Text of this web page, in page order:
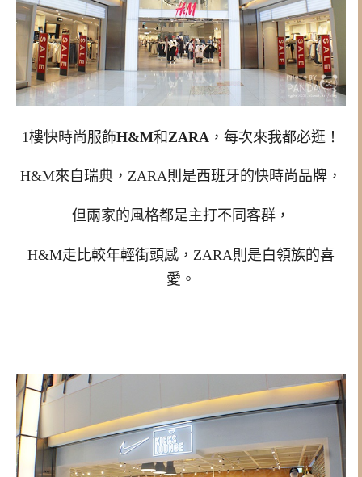
1樓快時尚服飾H&M和 ZARA ，每次來我都必逛！
H&M來自瑞典，ZARA則是西班牙的快時尚品牌，
但兩家的風格都是主打不同客群，
H&M走比較年輕街頭感，ZARA則是白領族的喜
愛。